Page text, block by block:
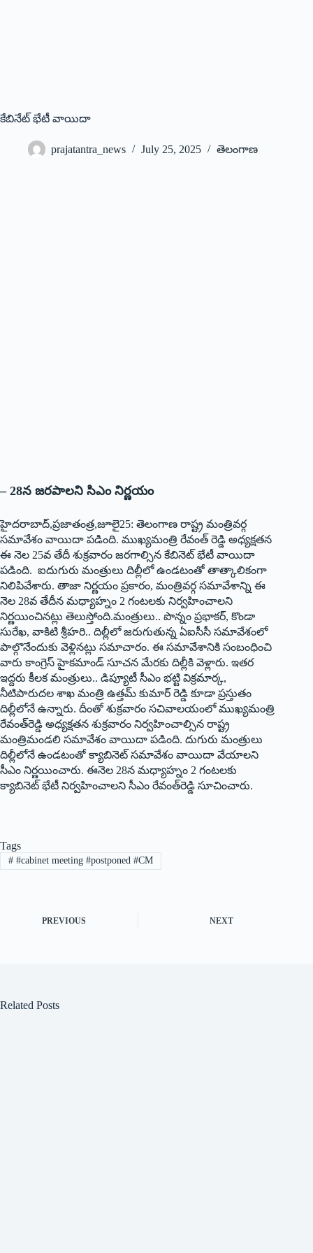
కేబినేట్‌ ‌భేటీ వాయిదా
prajatantra_news July 25, 2025 తెలంగాణ
– 28న జరపాలని సిఎం నిర్ణయం
హైదరాబాద్‌,‌ప్రజాతంత్ర,జూలై25: తెలంగాణ రాష్ట్ర మంత్రివర్గ
సమావేశం వాయిదా పడింది. ముఖ్యమంత్రి రేవంత్‌ ‌రెడ్డి అధ్యక్షతన
ఈ నెల 25వ తేదీ శుక్రవారం జరగాల్సిన కేబినెట్‌ ‌భేటీ వాయిదా
పడింది. ఐదుగురు మంత్రులు దిల్లీలో ఉండటంతో తాత్కాలికంగా
నిలిపివేశారు. తాజా నిర్ణయం ప్రకారం, మంత్రివర్గ సమావేశాన్ని ఈ
నెల 28వ తేదీన మధ్యాహ్నం 2 గంటలకు నిర్వహించాలని
నిర్ణయించినట్లు తెలుస్తోంది.మంత్రులు.. పొన్నం ప్రభాకర్‌, ‌కొండా
సురేఖ, వాకిటి శ్రీహరి.. దిల్లీలో జరుగుతున్న ఏఐసీసీ సమావేశంలో
పాల్గొనేందుకు వెళ్లినట్లు సమాచారం. ఈ సమావేశానికి సంబంధించి
వారు కాంగ్రెస్‌ ‌హైకమాండ్‌ ‌సూచన మేరకు దిల్లీకి వెళ్లారు. ఇతర
ఇద్దరు కీలక మంత్రులు.. డిప్యూటీ సీఎం భట్టి విక్రమార్క,
నీటిపారుదల శాఖ మంత్రి ఉత్తమ్‌ ‌కుమార్‌ ‌రెడ్డి కూడా ప్రస్తుతం
దిల్లీలోనే ఉన్నారు. దీంతో శుక్రవారం సచివాలయంలో ముఖ్యమంత్రి
రేవంత్‌రెడ్డి అధ్యక్షతన శుక్రవారం నిర్వహించాల్సిన రాష్ట్ర
మంత్రిమండలి సమావేశం వాయిదా పడింది. దుగురు మంత్రులు
దిల్లీలోనే ఉండటంతో క్యాబినెట్‌ ‌సమావేశం వాయిదా వేయాలని
సీఎం నిర్ణయించారు. ఈనెల 28న మధ్యాహ్నం 2 గంటలకు
క్యాబినెట్‌ ‌భేటీ నిర్వహించాలని సీఎం రేవంత్‌రెడ్డి సూచించారు.
Tags
##cabinet meeting #postponed #CM
PREVIOUS NEXT
Related Posts